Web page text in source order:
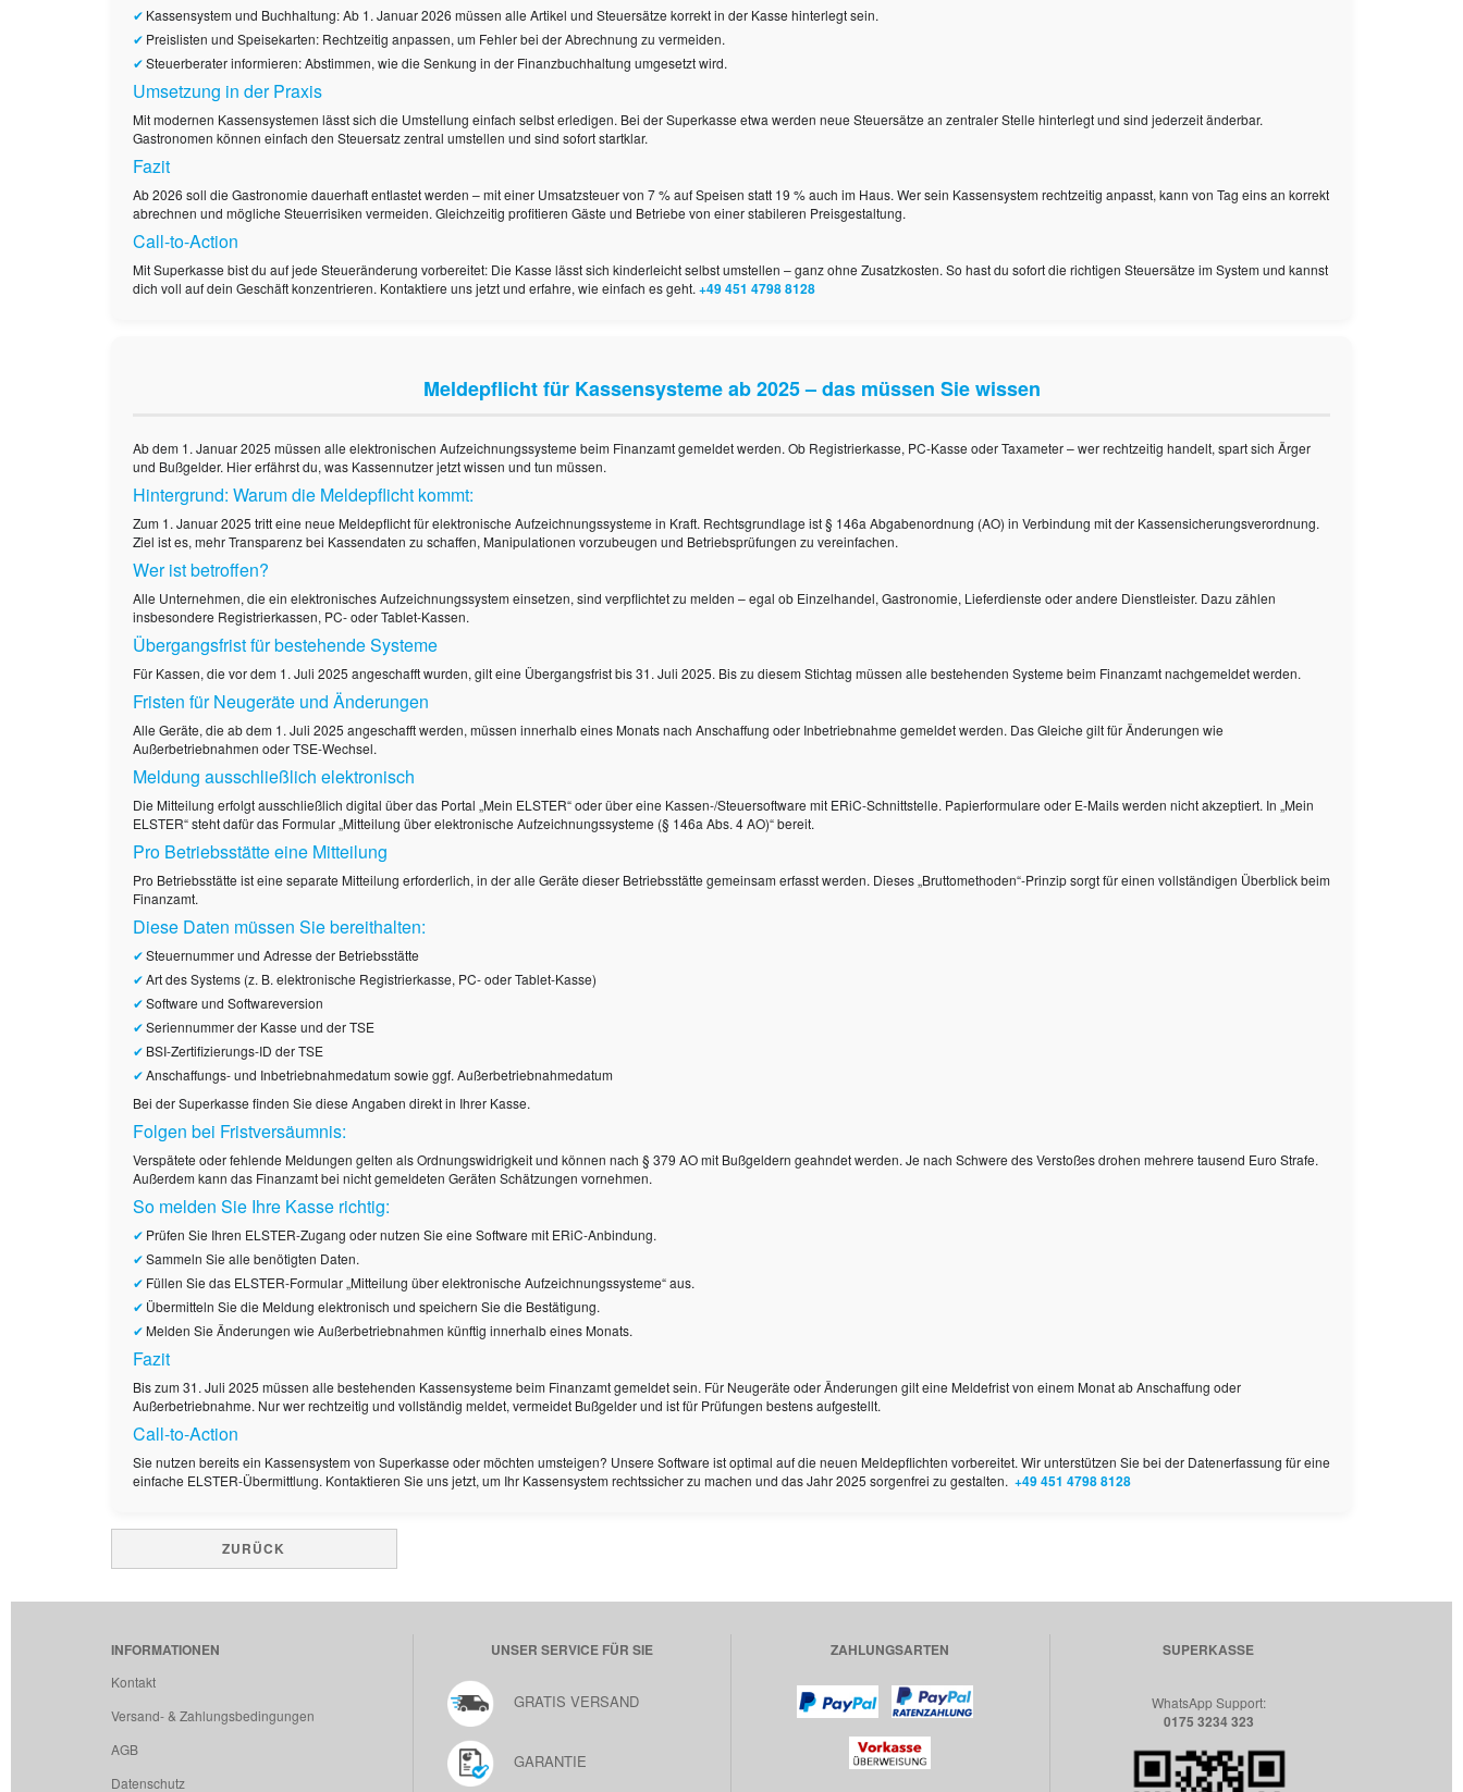
Kassensystem und Buchhaltung: Ab 1. Januar 2026 müssen alle Artikel und Steuersätze korrekt in der Kasse hinterlegt sein.
Preislisten und Speisekarten: Rechtzeitig anpassen, um Fehler bei der Abrechnung zu vermeiden.
Steuerberater informieren: Abstimmen, wie die Senkung in der Finanzbuchhaltung umgesetzt wird.
Umsetzung in der Praxis
Mit modernen Kassensystemen lässt sich die Umstellung einfach selbst erledigen. Bei der Superkasse etwa werden neue Steuersätze an zentraler Stelle hinterlegt und sind jederzeit änderbar.
Gastronomen können einfach den Steuersatz zentral umstellen und sind sofort startklar.
Fazit
Ab 2026 soll die Gastronomie dauerhaft entlastet werden – mit einer Umsatzsteuer von 7 % auf Speisen statt 19 % auch im Haus. Wer sein Kassensystem rechtzeitig anpasst, kann von Tag eins an korrekt
abrechnen und mögliche Steuerrisiken vermeiden. Gleichzeitig profitieren Gäste und Betriebe von einer stabileren Preisgestaltung.
Call-to-Action
Mit Superkasse bist du auf jede Steueränderung vorbereitet: Die Kasse lässt sich kinderleicht selbst umstellen – ganz ohne Zusatzkosten. So hast du sofort die richtigen Steuersätze im System und kannst
dich voll auf dein Geschäft konzentrieren. Kontaktiere uns jetzt und erfahre, wie einfach es geht. +49 451 4798 8128
Meldepflicht für Kassensysteme ab 2025 – das müssen Sie wissen
Ab dem 1. Januar 2025 müssen alle elektronischen Aufzeichnungssysteme beim Finanzamt gemeldet werden. Ob Registrierkasse, PC-Kasse oder Taxameter – wer rechtzeitig handelt, spart sich Ärger
und Bußgelder. Hier erfährst du, was Kassennutzer jetzt wissen und tun müssen.
Hintergrund: Warum die Meldepflicht kommt:
Zum 1. Januar 2025 tritt eine neue Meldepflicht für elektronische Aufzeichnungssysteme in Kraft. Rechtsgrundlage ist § 146a Abgabenordnung (AO) in Verbindung mit der Kassensicherungsverordnung.
Ziel ist es, mehr Transparenz bei Kassendaten zu schaffen, Manipulationen vorzubeugen und Betriebsprüfungen zu vereinfachen.
Wer ist betroffen?
Alle Unternehmen, die ein elektronisches Aufzeichnungssystem einsetzen, sind verpflichtet zu melden – egal ob Einzelhandel, Gastronomie, Lieferdienste oder andere Dienstleister. Dazu zählen
insbesondere Registrierkassen, PC- oder Tablet-Kassen.
Übergangsfrist für bestehende Systeme
Für Kassen, die vor dem 1. Juli 2025 angeschafft wurden, gilt eine Übergangsfrist bis 31. Juli 2025. Bis zu diesem Stichtag müssen alle bestehenden Systeme beim Finanzamt nachgemeldet werden.
Fristen für Neugeräte und Änderungen
Alle Geräte, die ab dem 1. Juli 2025 angeschafft werden, müssen innerhalb eines Monats nach Anschaffung oder Inbetriebnahme gemeldet werden. Das Gleiche gilt für Änderungen wie
Außerbetriebnahmen oder TSE-Wechsel.
Meldung ausschließlich elektronisch
Die Mitteilung erfolgt ausschließlich digital über das Portal „Mein ELSTER“ oder über eine Kassen-/Steuersoftware mit ERiC-Schnittstelle. Papierformulare oder E-Mails werden nicht akzeptiert. In „Mein
ELSTER“ steht dafür das Formular „Mitteilung über elektronische Aufzeichnungssysteme (§ 146a Abs. 4 AO)“ bereit.
Pro Betriebsstätte eine Mitteilung
Pro Betriebsstätte ist eine separate Mitteilung erforderlich, in der alle Geräte dieser Betriebsstätte gemeinsam erfasst werden. Dieses „Bruttomethoden“-Prinzip sorgt für einen vollständigen Überblick beim
Finanzamt.
Diese Daten müssen Sie bereithalten:
Steuernummer und Adresse der Betriebsstätte
Art des Systems (z. B. elektronische Registrierkasse, PC- oder Tablet-Kasse)
Software und Softwareversion
Seriennummer der Kasse und der TSE
BSI-Zertifizierungs-ID der TSE
Anschaffungs- und Inbetriebnahmedatum sowie ggf. Außerbetriebnahmedatum
Bei der Superkasse finden Sie diese Angaben direkt in Ihrer Kasse.
Folgen bei Fristversäumnis:
Verspätete oder fehlende Meldungen gelten als Ordnungswidrigkeit und können nach § 379 AO mit Bußgeldern geahndet werden. Je nach Schwere des Verstoßes drohen mehrere tausend Euro Strafe.
Außerdem kann das Finanzamt bei nicht gemeldeten Geräten Schätzungen vornehmen.
So melden Sie Ihre Kasse richtig:
Prüfen Sie Ihren ELSTER-Zugang oder nutzen Sie eine Software mit ERiC-Anbindung.
Sammeln Sie alle benötigten Daten.
Füllen Sie das ELSTER-Formular „Mitteilung über elektronische Aufzeichnungssysteme“ aus.
Übermitteln Sie die Meldung elektronisch und speichern Sie die Bestätigung.
Melden Sie Änderungen wie Außerbetriebnahmen künftig innerhalb eines Monats.
Fazit
Bis zum 31. Juli 2025 müssen alle bestehenden Kassensysteme beim Finanzamt gemeldet sein. Für Neugeräte oder Änderungen gilt eine Meldefrist von einem Monat ab Anschaffung oder
Außerbetriebnahme. Nur wer rechtzeitig und vollständig meldet, vermeidet Bußgelder und ist für Prüfungen bestens aufgestellt.
Call-to-Action
Sie nutzen bereits ein Kassensystem von Superkasse oder möchten umsteigen? Unsere Software ist optimal auf die neuen Meldepflichten vorbereitet. Wir unterstützen Sie bei der Datenerfassung für eine
einfache ELSTER-Übermittlung. Kontaktieren Sie uns jetzt, um Ihr Kassensystem rechtssicher zu machen und das Jahr 2025 sorgenfrei zu gestalten. +49 451 4798 8128
ZURÜCK
INFORMATIONEN
Kontakt
Versand- & Zahlungsbedingungen
AGB
Datenschutz
UNSER SERVICE FÜR SIE
GRATIS VERSAND
GARANTIE
ZAHLUNGSARTEN SUPERKASSE
WhatsApp Support:
0175 3234 323